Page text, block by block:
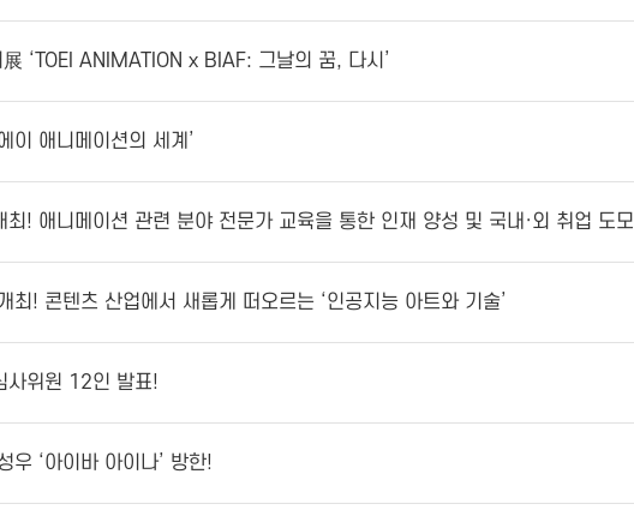
‘TOEI ANIMATION x BIAF: 그날의 꿈, 다시’
이 애니메이션의 세계’
! 애니메이션 관련 분야 전문가 교육을 통한 인재 양성 및 국내·외 취업 도모
! 콘텐츠 산업에서 새롭게 떠오르는 ‘인공지능 아트와 기술’
사위원 12인 발표!
‘아이바 아이나’ 방한!